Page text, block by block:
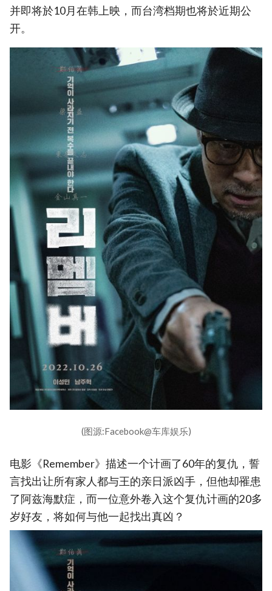
并即将於10月在韩上映，而台湾档期也将於近期公
开。
(图源:Facebook@车库娱乐)
电影《Remember》描述一个计画了60年的复仇，誓
言找出让所有家人都与王的亲日派凶手，但他却罹患
了阿兹海默症，而一位意外卷入这个复仇计画的20多
岁好友，将如何与他一起找出真凶？